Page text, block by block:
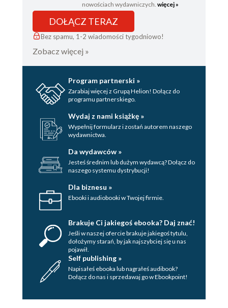
nowościach wydawniczych. więcej »
DOŁĄCZ TERAZ
Bez spamu, 1-2 wiadomości tygodniowo!
Zobacz więcej »
Program partnerski »
Zarabiaj więcej z Grupą Helion! Dołącz do
programu partnerskiego.
Wydaj z nami książkę »
Wypełnij formularz i zostań autorem naszego
wydawnictwa.
Da wydawców »
Jesteś średnim lub dużym wydawcą? Dołącz do
naszego systemu dystrybucji!
Dla biznesu »
Ebooki i audiobooki w Twojej firmie.
Brakuje Ci jakiegoś ebooka? Daj znać!
Jeśli w naszej ofercie brakuje jakiegoś tytulu,
dołożymy starań, by jak najszybciej się u nas
pojawił.
Self publishing »
Napisałeś ebooka lub nagrałeś audibook?
Dołącz do nas i sprzedawaj go w Ebookpoint!